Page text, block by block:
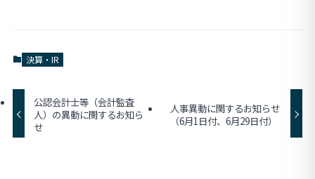
決算・IR
公認会計士等（会計監査
人）の異動に関するお知ら
せ
人事異動に関するお知らせ
（6月1日付、6月29日付）